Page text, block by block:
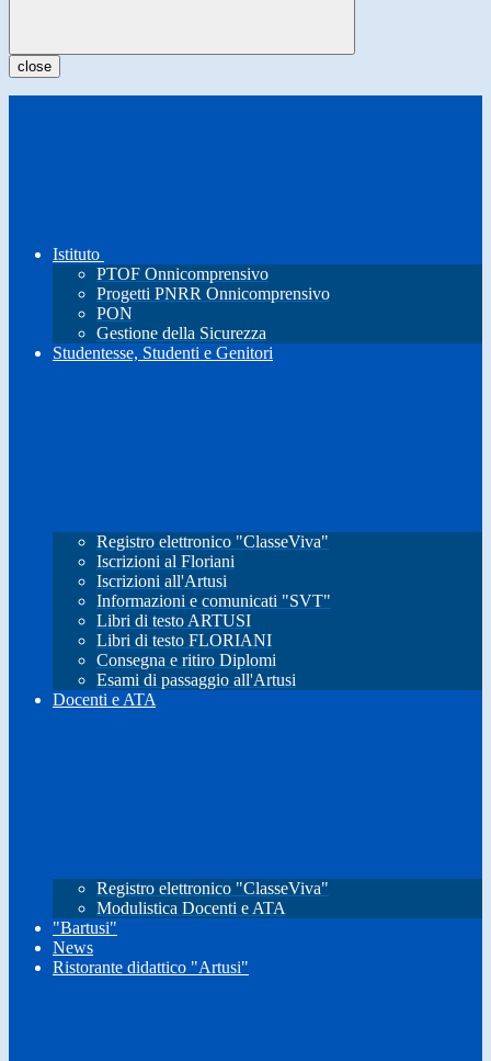
close
Istituto
PTOF Onnicomprensivo
Progetti PNRR Onnicomprensivo
PON
Gestione della Sicurezza
Studentesse, Studenti e Genitori
Registro elettronico "ClasseViva"
Iscrizioni al Floriani
Iscrizioni all'Artusi
Informazioni e comunicati "SVT"
Libri di testo ARTUSI
Libri di testo FLORIANI
Consegna e ritiro Diplomi
Esami di passaggio all'Artusi
Docenti e ATA
Registro elettronico "ClasseViva"
Modulistica Docenti e ATA
"Bartusi"
News
Ristorante didattico "Artusi"